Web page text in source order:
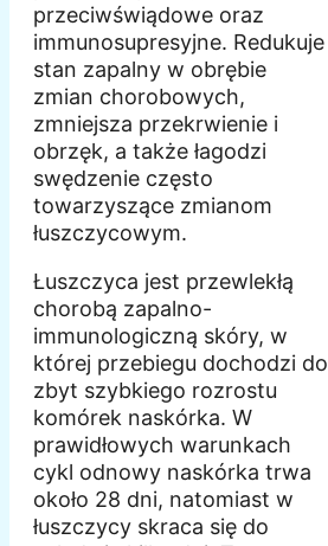
przeciwświądowe oraz
immunosupresyjne. Redukuje
stan zapalny w obrębie
zmian chorobowych,
zmniejsza przekrwienie i
obrzęk, a także łagodzi
swędzenie często
towarzyszące zmianom
łuszczycowym.
Łuszczyca jest przewlekłą
chorobą zapalno-
immunologiczną skóry, w
której przebiegu dochodzi do
zbyt szybkiego rozrostu
komórek naskórka. W
prawidłowych warunkach
cykl odnowy naskórka trwa
około 28 dni, natomiast w
łuszczycy skraca się do